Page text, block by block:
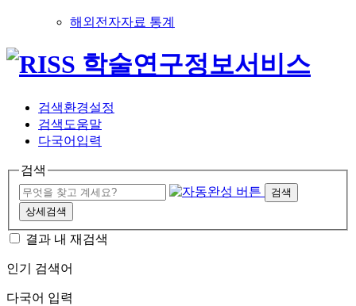
해외전자자료 통계
검색환경설정
검색도움말
다국어입력
검색
검색
상세검색
결과 내 재검색
인기 검색어
다국어 입력